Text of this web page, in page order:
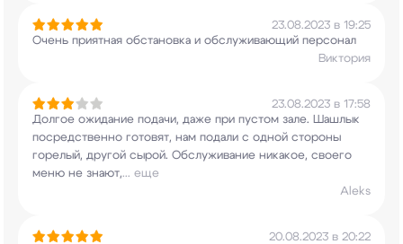
23.08.2023 в 19:25
Очень приятная обстановка и обслуживающий персонал
Виктория
23.08.2023 в 17:58
Долгое ожидание подачи, даже при пустом зале. Шашлык
посредственно готовят, нам подали с одной стороны
горелый, другой сырой. Обслуживание никакое, своего
меню не знают,... еще
Aleks
20.08.2023 в 20:22